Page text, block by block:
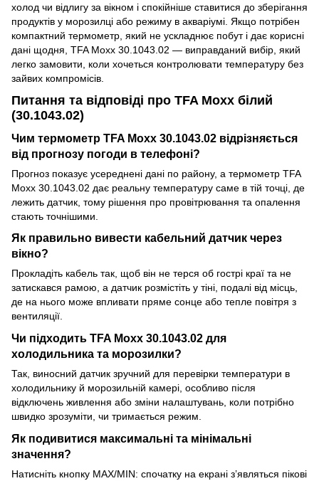
холод чи відлигу за вікном і спокійніше ставитися до зберігання
продуктів у морозилці або режиму в акваріумі. Якщо потрібен
компактний термометр, який не ускладнює побут і дає корисні
дані щодня, TFA Moxx 30.1043.02 — виправданий вибір, який
легко замовити, коли хочеться контролювати температуру без
зайвих компромісів.
Питання та відповіді про TFA Moxx білий
(30.1043.02)
Чим термометр TFA Moxx 30.1043.02 відрізняється
від прогнозу погоди в телефоні?
Прогноз показує усереднені дані по району, а термометр TFA
Moxx 30.1043.02 дає реальну температуру саме в тій точці, де
лежить датчик, тому рішення про провітрювання та опалення
стають точнішими.
Як правильно вивести кабельний датчик через
вікно?
Прокладіть кабель так, щоб він не терся об гострі краї та не
затискався рамою, а датчик розмістіть у тіні, подалі від місць,
де на нього може впливати пряме сонце або тепле повітря з
вентиляції.
Чи підходить TFA Moxx 30.1043.02 для
холодильника та морозилки?
Так, виносний датчик зручний для перевірки температури в
холодильнику й морозильній камері, особливо після
відключень живлення або зміни налаштувань, коли потрібно
швидко зрозуміти, чи тримається режим.
Як подивитися максимальні та мінімальні
значення?
Натисніть кнопку MAX/MIN: спочатку на екрані з’являться пікові